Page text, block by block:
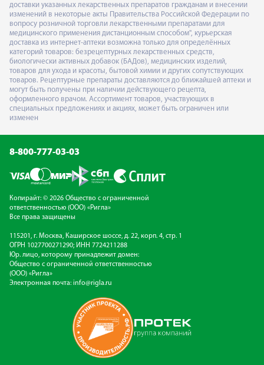
доставки указанных лекарственных препаратов гражданам и внесении
изменений в некоторые акты Правительства Российской Федерации по
вопросу розничной торговли лекарственными препаратами для
медицинского применения дистанционным способом", курьерская
доставка из интернет-аптеки возможна только для определённых
категорий товаров: безрецептурных лекарственных средств,
биологически активных добавок (БАДов), медицинских изделий,
товаров для ухода и красоты, бытовой химии и других сопутствующих
товаров. Рецептурные препараты доставляются до ближайшей аптеки и
могут быть получены при наличии действующего рецепта,
оформленного врачом. Ассортимент товаров, участвующих в
специальных предложениях и акциях, может быть ограничен или
изменен
8-800-777-03-03
Копирайт: © 2026 Общество с ограниченной
ответственностью (ООО) «Ригла»
Все права защищены
115201, г. Москва, Каширское шоссе, д. 22, корп. 4, стр. 1
ОГРН 1027700271290; ИНН 7724211288
Юр. лицо, которому принадлежит домен:
Общество с ограниченной ответственностью
(ООО) «Ригла»
Электронная почта: info@rigla.ru